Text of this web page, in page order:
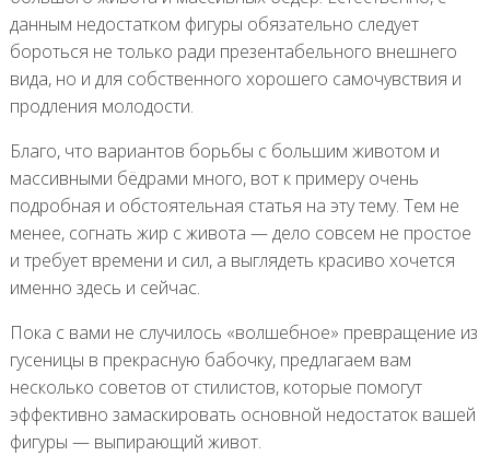
данным недостатком фигуры обязательно следует
бороться не только ради презентабельного внешнего
вида, но и для собственного хорошего самочувствия и
продления молодости.
Благо, что вариантов борьбы с большим животом и
массивными бёдрами много, вот к примеру очень
подробная и обстоятельная статья на эту тему. Тем не
менее, согнать жир с живота — дело совсем не простое
и требует времени и сил, а выглядеть красиво хочется
именно здесь и сейчас.
Пока с вами не случилось «волшебное» превращение из
гусеницы в прекрасную бабочку, предлагаем вам
несколько советов от стилистов, которые помогут
эффективно замаскировать основной недостаток вашей
фигуры — выпирающий живот.